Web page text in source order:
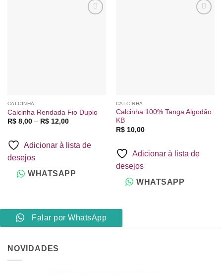
CALCINHA
Calcinha Rendada Fio Duplo
R$8,00 – R$12,00Faixa
R$ 8,00
através
Adicionar à lista de
desejos
WHATSAPP
CALCINHA
Calcinha 100% Tanga Algodão
KB
R$10,00
Adicionar à lista de
desejos
WHATSAPP
Falar por WhatsApp
NOVIDADES